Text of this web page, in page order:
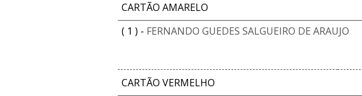
CARTÃO AMARELO
( 1 ) - FERNANDO GUEDES SALGUEIRO DE ARAUJO
CARTÃO VERMELHO